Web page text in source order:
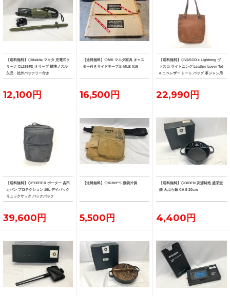
【送料無料】◇Makita マキタ 充電式ク
リーナ CL286FD オリーブ 標準ノズル
欠品・社外バッテリー付き
12,100円
【送料無料】◇MK マエダ家具 キャス
ター付きサイドテーブル MLE-015
16,500円
【送料無料】◇VASCO x Lightning ヴ
ァスコ ライトニング Leather Lover Tot
e ニベレザー トート バッグ 革ジャン用
トート
22,990円
【送料無料】◇PORTER ポーター 吉田
カバン プロテクション 15L デイパック
リュックサック バックパック
39,600円
【送料無料】◇KUNY'S 腰袋片側
5,500円
【送料無料】◇OIGEN 及源鋳造 盛栄堂
鉄 天ぷら鍋 CA-5 20cm
4,400円